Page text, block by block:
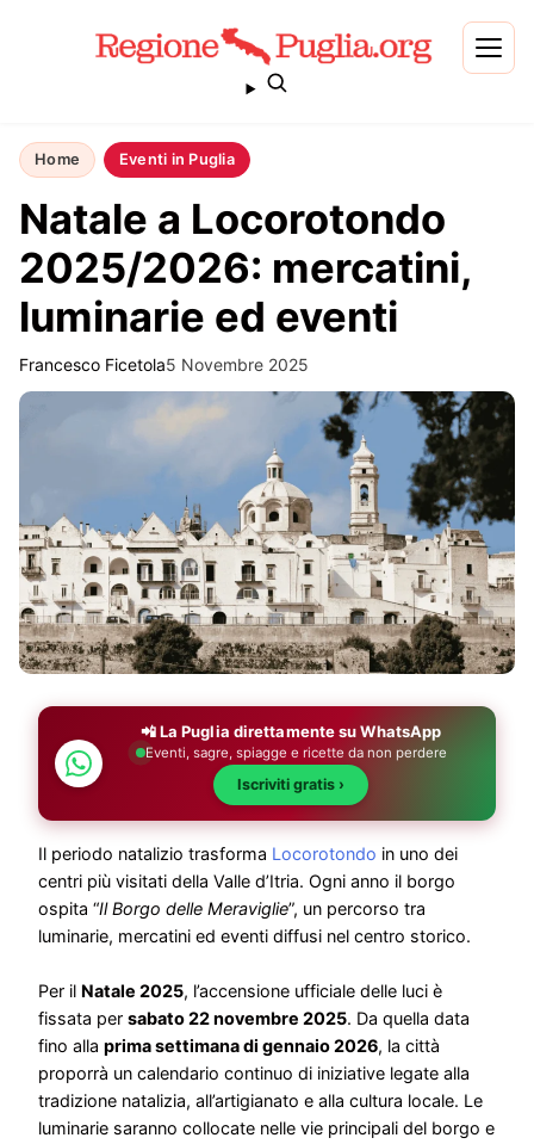
Home Eventi in Puglia
Natale a Locorotondo
2025/2026: mercatini,
luminarie ed eventi
Francesco Ficetola5 Novembre 2025
📲 La Puglia direttamente su WhatsApp
Eventi, sagre, spiagge e ricette da non perdere
Iscriviti gratis ›
Il periodo natalizio trasforma Locorotondo in uno dei
centri più visitati della Valle d’Itria. Ogni anno il borgo
ospita “Il Borgo delle Meraviglie”, un percorso tra
luminarie, mercatini ed eventi diffusi nel centro storico.
Per il Natale 2025, l’accensione ufficiale delle luci è
fissata per sabato 22 novembre 2025. Da quella data
fino alla prima settimana di gennaio 2026, la città
proporrà un calendario continuo di iniziative legate alla
tradizione natalizia, all’artigianato e alla cultura locale. Le
luminarie saranno collocate nelle vie principali del borgo e